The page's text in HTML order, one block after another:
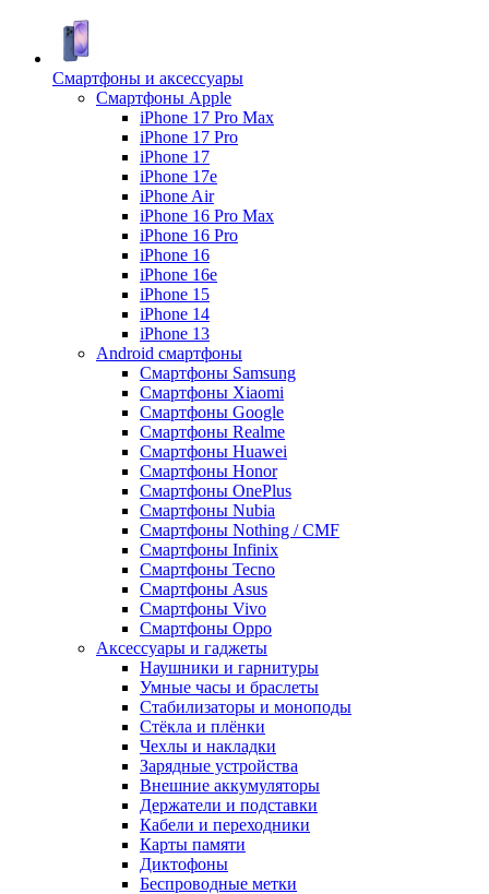
Смартфоны и аксессуары
Смартфоны Apple
iPhone 17 Pro Max
iPhone 17 Pro
iPhone 17
iPhone 17e
iPhone Air
iPhone 16 Pro Max
iPhone 16 Pro
iPhone 16
iPhone 16e
iPhone 15
iPhone 14
iPhone 13
Android cмартфоны
Смартфоны Samsung
Смартфоны Xiaomi
Смартфоны Google
Смартфоны Realme
Смартфоны Huawei
Смартфоны Honor
Смартфоны OnePlus
Смартфоны Nubia
Смартфоны Nothing / CMF
Смартфоны Infinix
Смартфоны Tecno
Смартфоны Asus
Смартфоны Vivo
Смартфоны Oppo
Аксессуары и гаджеты
Наушники и гарнитуры
Умные часы и браслеты
Стабилизаторы и моноподы
Стёкла и плёнки
Чехлы и накладки
Зарядные устройства
Внешние аккумуляторы
Держатели и подставки
Кабели и переходники
Карты памяти
Диктофоны
Беспроводные метки